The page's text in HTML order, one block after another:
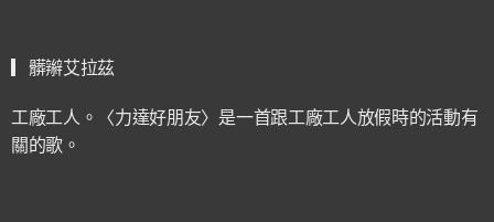
▎髒辮艾拉茲
工廠工人。〈力達好朋友〉是一首跟工廠工人放假時的活動有
關的歌。